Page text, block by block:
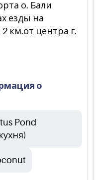
о. Бали
езды на
км.от центра г.
о
Pond